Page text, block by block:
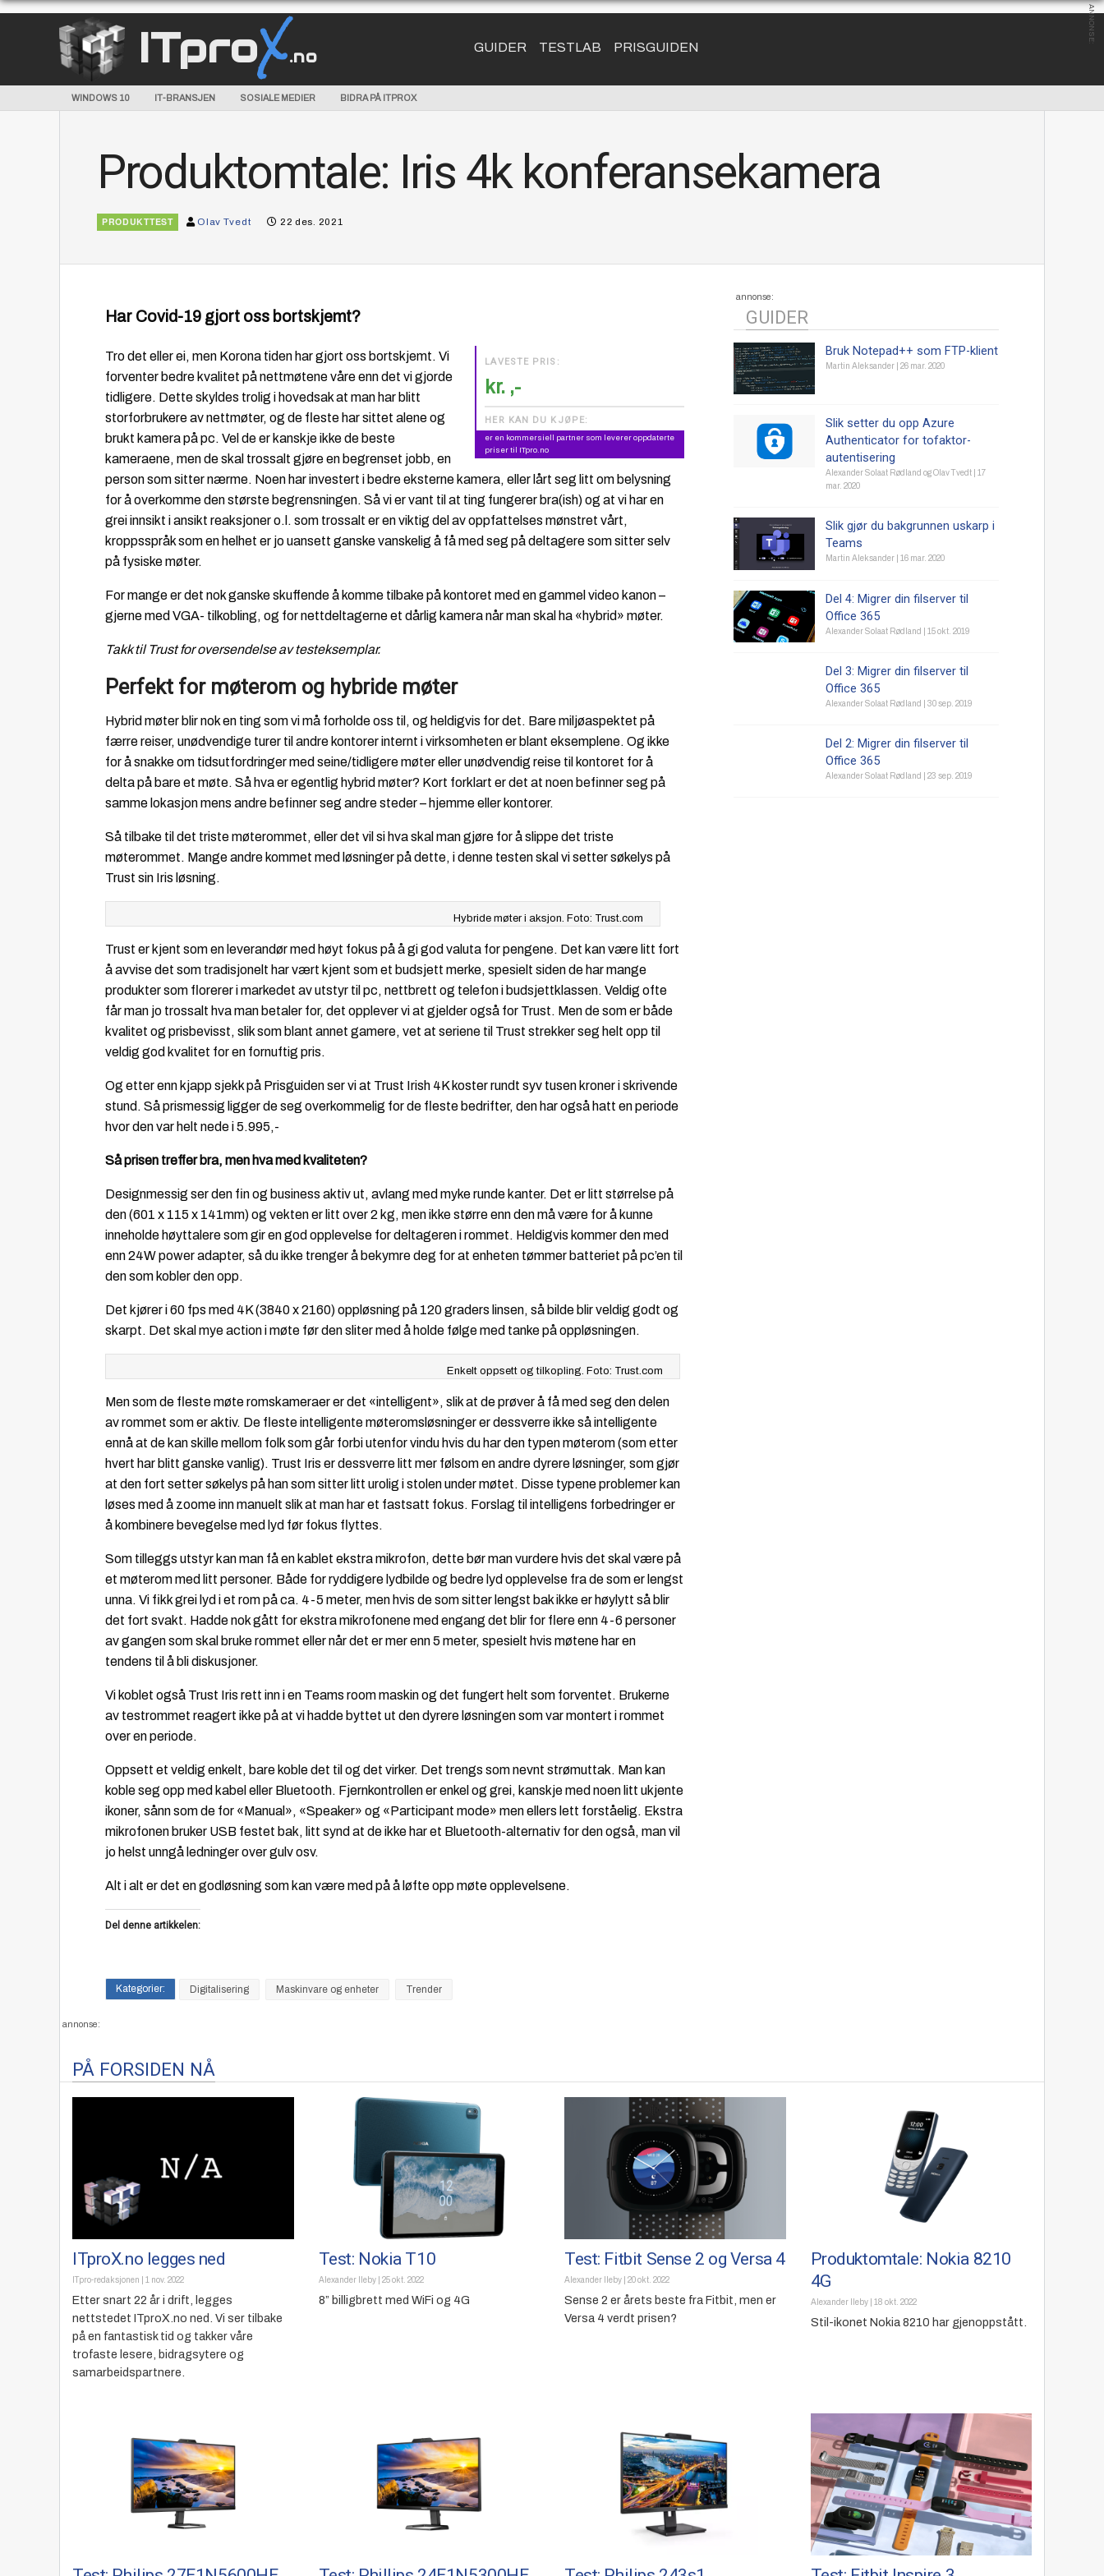
ANNONSE:
ITproX.no GUIDER TESTLAB PRISGUIDEN
WINDOWS 10 IT-BRANSJEN SOSIALE MEDIER BIDRA PÅ ITPROX
Produktomtale: Iris 4k konferansekamera
PRODUKTTEST Olav Tvedt 22 des. 2021
Har Covid-19 gjort oss bortskjemt?
LAVESTE PRIS:
kr. ,-
HER KAN DU KJØPE:
er en kommersiell partner som leverer oppdaterte
priser til ITpro.no
Tro det eller ei, men Korona tiden har gjort oss bortskjemt. Vi
forventer bedre kvalitet på nettmøtene våre enn det vi gjorde
tidligere. Dette skyldes trolig i hovedsak at man har blitt
storforbrukere av nettmøter, og de fleste har sittet alene og
brukt kamera på pc. Vel de er kanskje ikke de beste
kameraene, men de skal trossalt gjøre en begrenset jobb, en
person som sitter nærme. Noen har investert i bedre eksterne kamera, eller lårt seg litt om belysning
for å overkomme den største begrensningen. Så vi er vant til at ting fungerer bra(ish) og at vi har en
grei innsikt i ansikt reaksjoner o.l. som trossalt er en viktig del av oppfattelses mønstret vårt,
kroppsspråk som en helhet er jo uansett ganske vanskelig å få med seg på deltagere som sitter selv
på fysiske møter.
For mange er det nok ganske skuffende å komme tilbake på kontoret med en gammel video kanon –
gjerne med VGA- tilkobling, og for nettdeltagerne et dårlig kamera når man skal ha «hybrid» møter.
Takk til Trust for oversendelse av testeksemplar.
Perfekt for møterom og hybride møter
Hybrid møter blir nok en ting som vi må forholde oss til, og heldigvis for det. Bare miljøaspektet på
færre reiser, unødvendige turer til andre kontorer internt i virksomheten er blant eksemplene. Og ikke
for å snakke om tidsutfordringer med seine/tidligere møter eller unødvendig reise til kontoret for å
delta på bare et møte. Så hva er egentlig hybrid møter? Kort forklart er det at noen befinner seg på
samme lokasjon mens andre befinner seg andre steder – hjemme eller kontorer.
Så tilbake til det triste møterommet, eller det vil si hva skal man gjøre for å slippe det triste
møterommet. Mange andre kommet med løsninger på dette, i denne testen skal vi setter søkelys på
Trust sin Iris løsning.
Hybride møter i aksjon. Foto: Trust.com
Trust er kjent som en leverandør med høyt fokus på å gi god valuta for pengene. Det kan være litt fort
å avvise det som tradisjonelt har vært kjent som et budsjett merke, spesielt siden de har mange
produkter som florerer i markedet av utstyr til pc, nettbrett og telefon i budsjettklassen. Veldig ofte
får man jo trossalt hva man betaler for, det opplever vi at gjelder også for Trust. Men de som er både
kvalitet og prisbevisst, slik som blant annet gamere, vet at seriene til Trust strekker seg helt opp til
veldig god kvalitet for en fornuftig pris.
Og etter enn kjapp sjekk på Prisguiden ser vi at Trust Irish 4K koster rundt syv tusen kroner i skrivende
stund. Så prismessig ligger de seg overkommelig for de fleste bedrifter, den har også hatt en periode
hvor den var helt nede i 5.995,-
Så prisen treffer bra, men hva med kvaliteten?
Designmessig ser den fin og business aktiv ut, avlang med myke runde kanter. Det er litt størrelse på
den (601 x 115 x 141mm) og vekten er litt over 2 kg, men ikke større enn den må være for å kunne
inneholde høyttalere som gir en god opplevelse for deltageren i rommet. Heldigvis kommer den med
enn 24W power adapter, så du ikke trenger å bekymre deg for at enheten tømmer batteriet på pc’en til
den som kobler den opp.
Det kjører i 60 fps med 4K (3840 x 2160) oppløsning på 120 graders linsen, så bilde blir veldig godt og
skarpt. Det skal mye action i møte før den sliter med å holde følge med tanke på oppløsningen.
Enkelt oppsett og tilkopling. Foto: Trust.com
Men som de fleste møte romskameraer er det «intelligent», slik at de prøver å få med seg den delen
av rommet som er aktiv. De fleste intelligente møteromsløsninger er dessverre ikke så intelligente
ennå at de kan skille mellom folk som går forbi utenfor vindu hvis du har den typen møterom (som etter
hvert har blitt ganske vanlig). Trust Iris er dessverre litt mer følsom en andre dyrere løsninger, som gjør
at den fort setter søkelys på han som sitter litt urolig i stolen under møtet. Disse typene problemer kan
løses med å zoome inn manuelt slik at man har et fastsatt fokus. Forslag til intelligens forbedringer er
å kombinere bevegelse med lyd før fokus flyttes.
Som tilleggs utstyr kan man få en kablet ekstra mikrofon, dette bør man vurdere hvis det skal være på
et møterom med litt personer. Både for ryddigere lydbilde og bedre lyd opplevelse fra de som er lengst
unna. Vi fikk grei lyd i et rom på ca. 4-5 meter, men hvis de som sitter lengst bak ikke er høylytt så blir
det fort svakt. Hadde nok gått for ekstra mikrofonene med engang det blir for flere enn 4-6 personer
av gangen som skal bruke rommet eller når det er mer enn 5 meter, spesielt hvis møtene har en
tendens til å bli diskusjoner.
Vi koblet også Trust Iris rett inn i en Teams room maskin og det fungert helt som forventet. Brukerne
av testrommet reagert ikke på at vi hadde byttet ut den dyrere løsningen som var montert i rommet
over en periode.
Oppsett et veldig enkelt, bare koble det til og det virker. Det trengs som nevnt strømuttak. Man kan
koble seg opp med kabel eller Bluetooth. Fjernkontrollen er enkel og grei, kanskje med noen litt ukjente
ikoner, sånn som de for «Manual», «Speaker» og «Participant mode» men ellers lett forståelig. Ekstra
mikrofonen bruker USB festet bak, litt synd at de ikke har et Bluetooth-alternativ for den også, man vil
jo helst unngå ledninger over gulv osv.
Alt i alt er det en godløsning som kan være med på å løfte opp møte opplevelsene.
Del denne artikkelen:
Digitalisering Maskinvare og enheter Trender
annonse:
GUIDER
Bruk Notepad++ som FTP-klient
Martin Aleksander |26 mar. 2020
Slik setter du opp Azure
Authenticator for tofaktor-
autentisering
Alexander Solaat Rødland ogOlav Tvedt |17
mar. 2020
Slik gjør du bakgrunnen uskarp i
Teams
Martin Aleksander |16 mar. 2020
Del 4: Migrer din filserver til
Office 365
Alexander Solaat Rødland |15 okt. 2019
Del 3: Migrer din filserver til
Office 365
Alexander Solaat Rødland |30 sep. 2019
Del 2: Migrer din filserver til
Office 365
Alexander Solaat Rødland |23 sep. 2019
annonse:
PÅ FORSIDEN NÅ
ITproX.no legges ned
ITpro-redaksjonen 1 nov. 2022
Etter snart 22 år i drift, legges
nettstedet ITproX.no ned. Vi ser tilbake
på en fantastisk tid og takker våre
trofaste lesere, bidragsytere og
samarbeidspartnere.
Test: Nokia T10
Alexander Ileby| 25 okt. 2022
8” billigbrett med WiFi og 4G
Test: Fitbit Sense 2 og Versa 4
Alexander Ileby 20 okt. 2022
Sense 2 er årets beste fra Fitbit, men er
Versa 4 verdt prisen?
Produktomtale: Nokia 8210
4G
Alexander Ileby| 18 okt. 2022
Stil-ikonet Nokia 8210 har gjenoppstått.